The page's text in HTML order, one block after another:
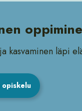
kasvaminen läpi
opiskelu